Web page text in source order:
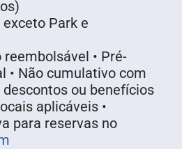
exceto Park e
• Pré-
• Não cumulativo com
ou benefícios
aplicáveis •
para reservas no